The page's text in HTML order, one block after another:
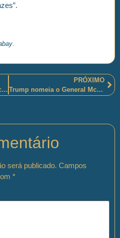
“Análise da eficiência, eficácia e efetividade da atuação do Batalhão Ambiental [. . .]”
PRÓXIMO
Trump nomeia o General McMaster para o cargo de Conselheiro de Segurança Nacional.
será publicado. Campos
*